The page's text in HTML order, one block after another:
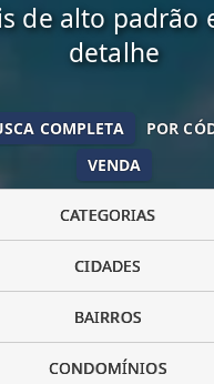
de alto padrão
detalhe
VENDA
COMPLETA POR
CATEGORIAS
CIDADES
BAIRROS
CONDOMÍNIOS